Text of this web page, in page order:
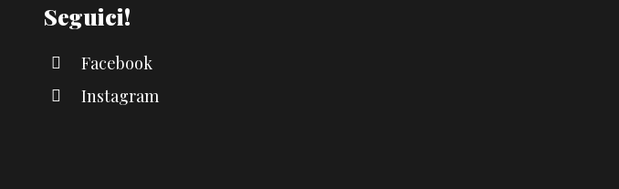
Seguici!
Facebook
Instagram